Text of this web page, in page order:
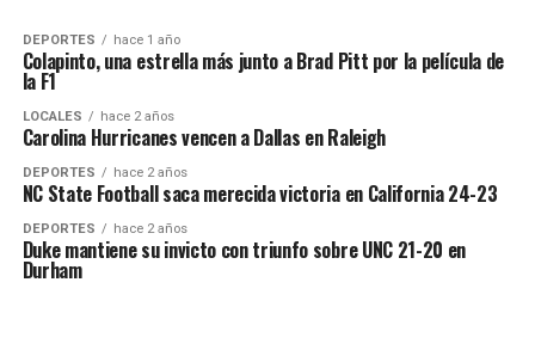
DEPORTES hace 1 año
Colapinto, una estrella más junto a Brad Pitt por la película de
la F1
LOCALES hace 2 años
Carolina Hurricanes vencen a Dallas en Raleigh
DEPORTES hace 2 años
NC State Football saca merecida victoria en California 24-23
DEPORTES hace 2 años
Duke mantiene su invicto con triunfo sobre UNC 21-20 en
Durham